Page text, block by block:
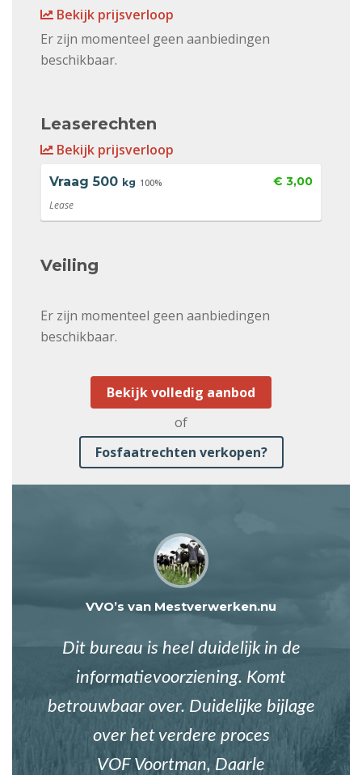
Bekijk prijsverloop
Er zijn momenteel geen aanbiedingen
beschikbaar.
Leaserechten
Bekijk prijsverloop
Vraag 500 kg 100% € 3,00
Lease
Veiling
Er zijn momenteel geen aanbiedingen
beschikbaar.
Bekijk volledig aanbod
of
Fosfaatrechten verkopen?
VVO’s van Mestverwerken.nu
Dit bureau is heel duidelijk in de
informatievoorziening. Komt
betrouwbaar over. Duidelijke bijlage
over het verdere proces
VOF Voortman, Daarle